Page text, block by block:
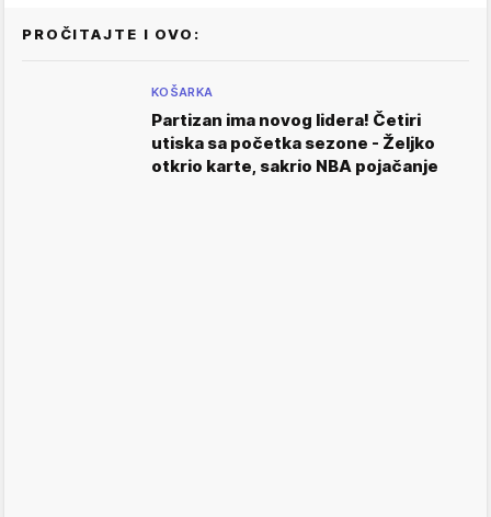
PROČITAJTE I OVO:
KOŠARKA
Partizan ima novog lidera! Četiri
utiska sa početka sezone - Željko
otkrio karte, sakrio NBA pojačanje